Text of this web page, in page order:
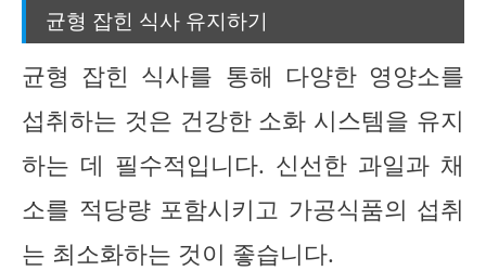
균형 잡힌 식사 유지하기
균형 잡힌 식사를 통해 다양한 영양소를
섭취하는 것은 건강한 소화 시스템을 유지
하는 데 필수적입니다. 신선한 과일과 채
소를 적당량 포함시키고 가공식품의 섭취
는 최소화하는 것이 좋습니다.